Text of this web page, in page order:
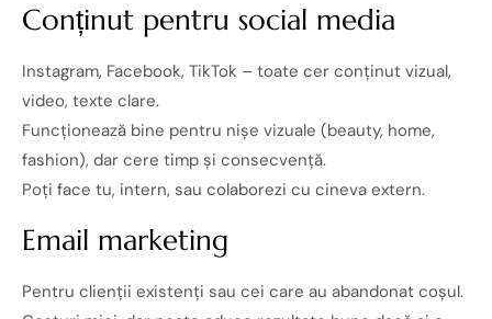
Conținut pentru social media
Instagram, Facebook, TikTok – toate cer conținut vizual,
video, texte clare.
Funcționează bine pentru nișe vizuale (beauty, home,
fashion), dar cere timp și consecvență.
Poți face tu, intern, sau colaborezi cu cineva extern.
Email marketing
Pentru clienții existenți sau cei care au abandonat coșul.